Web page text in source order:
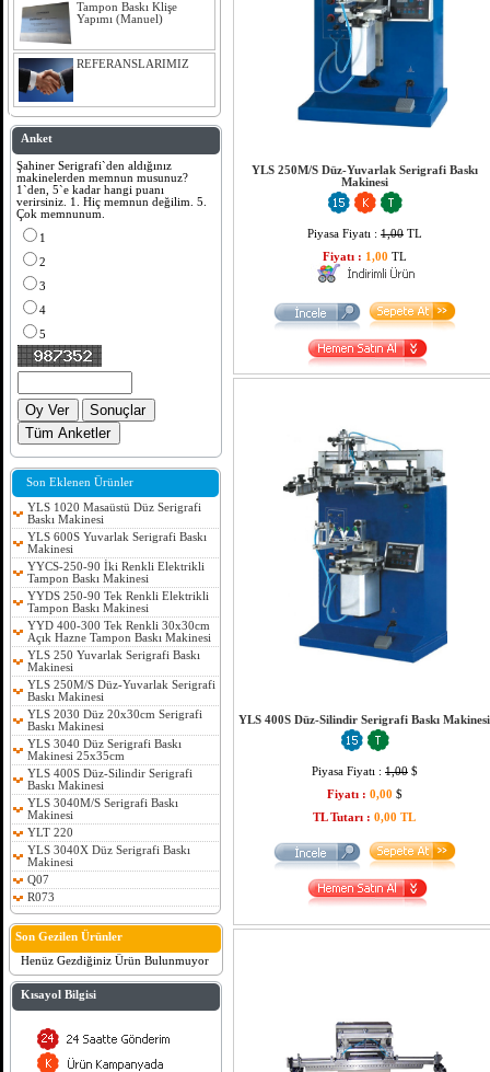
Tampon Baskı Klişe
Yapımı (Manuel)
REFERANSLARIMIZ
Anket
Şahiner Serigrafi`den aldığınız
makinelerden memnun musunuz?
1`den, 5`e kadar hangi puanı
verirsiniz. 1. Hiç memnun değilim. 5.
Çok memnunum.
1
2
3
4
5
Son Eklenen Ürünler
YLS 1020 Masaüstü Düz Serigrafi
Baskı Makinesi
YLS 600S Yuvarlak Serigrafi Baskı
Makinesi
YYCS-250-90 İki Renkli Elektrikli
Tampon Baskı Makinesi
YYDS 250-90 Tek Renkli Elektrikli
Tampon Baskı Makinesi
YYD 400-300 Tek Renkli 30x30cm
Açık Hazne Tampon Baskı Makinesi
YLS 250 Yuvarlak Serigrafi Baskı
Makinesi
YLS 250M/S Düz-Yuvarlak Serigrafi
Baskı Makinesi
YLS 2030 Düz 20x30cm Serigrafi
Baskı Makinesi
YLS 3040 Düz Serigrafi Baskı
Makinesi 25x35cm
YLS 400S Düz-Silindir Serigrafi
Baskı Makinesi
YLS 3040M/S Serigrafi Baskı
Makinesi
YLT 220
YLS 3040X Düz Serigrafi Baskı
Makinesi
Q07
R073
Son Gezilen Ürünler
Henüz Gezdiğiniz Ürün Bulunmuyor
Kısayol Bilgisi
YLS 250M/S Düz-Yuvarlak Serigrafi Baskı
Makinesi
Piyasa Fiyatı : 1,00 TL
Fiyatı : 1,00 TL
YLS 400S Düz-Silindir Serigrafi Baskı Makinesi
Piyasa Fiyatı : 1,00 $
Fiyatı : 0,00 $
TL Tutarı :0,00 TL